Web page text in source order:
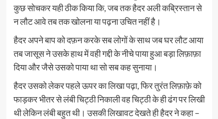
कुछ सोचकर यही ठीक किया कि, जब तक हैदर अली कब्रिस्तान से
न लौट आवे तब तक खोलना या पढ़ना उचित नहीं है।
हैदर अपने बाप को दफ़न करके सब लोगों के साथ जब घर लौट आया
तब जासूस ने उसके हाथ में वही गद्दी के नीचे पाया हुआ बड़ा लिफ़ाफ़ा
दिया और जैसे उसको पाया था सो सब कह सुनाया।
हैदर उसको लेकर पहले ऊपर का लिखा पढ़ा, फिर तुरंत लिफ़ाफ़े को
फाड़कर भीतर से लंबी चिट्ठी निकाली वह चिट्ठी के ही ढंग पर लिखी
थी लेकिन लंबी बहुत थी। उसकी लिखावट देखते ही हैदर ने कहा –